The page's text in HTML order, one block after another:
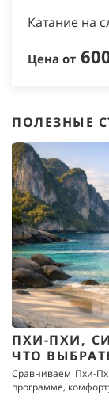
Катание на
Цена от
ПОЛЕЗНЫЕ
ПХИ-ПХИ,
ЧТО
Сравниваем Пхи-
программе,